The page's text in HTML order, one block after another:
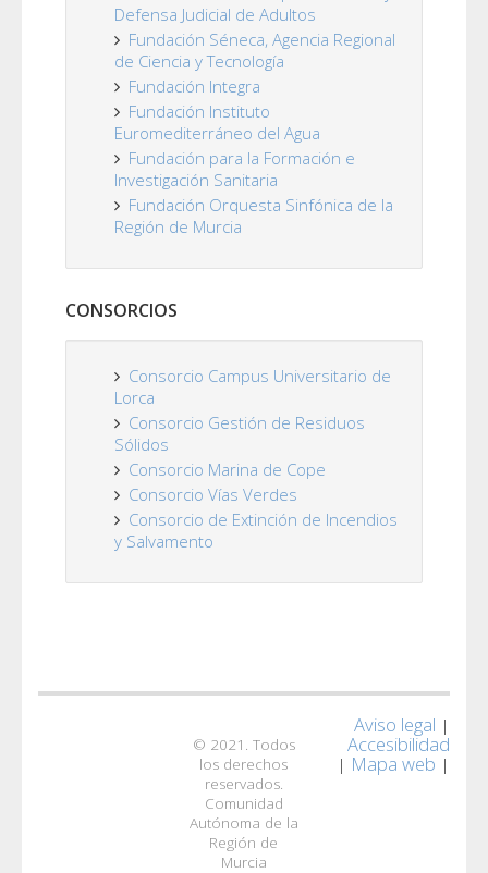
Defensa Judicial de Adultos
Fundación Séneca, Agencia Regional
de Ciencia y Tecnología
Fundación Integra
Fundación Instituto
Euromediterráneo del Agua
Fundación para la Formación e
Investigación Sanitaria
Fundación Orquesta Sinfónica de la
Región de Murcia
CONSORCIOS
Consorcio Campus Universitario de
Lorca
Consorcio Gestión de Residuos
Sólidos
Consorcio Marina de Cope
Consorcio Vías Verdes
Consorcio de Extinción de Incendios
y Salvamento
© 2021. Todos
los derechos
reservados.
Comunidad
Autónoma de la
Región de
Murcia
Aviso legal |
Accesibilidad
| Mapa web |